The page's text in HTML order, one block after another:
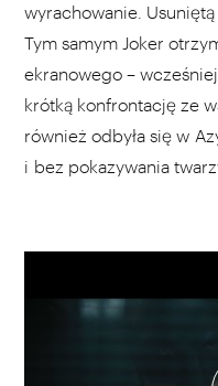
wyrachowanie.
Tym samym Joker
ekranowego –
krótką konfrontację ze
również odbyła się w
i bez pokazywania